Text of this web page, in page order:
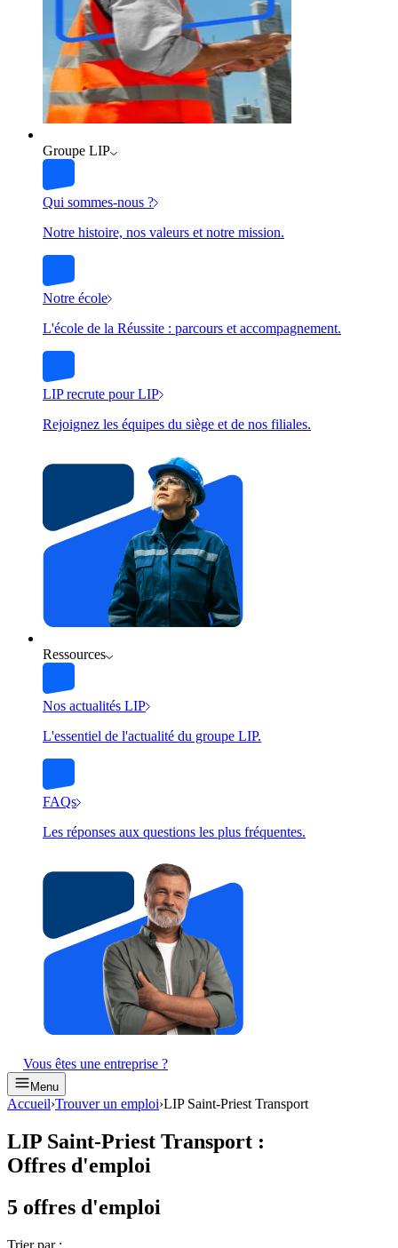
Groupe LIP
Qui sommes-nous ?
Notre histoire, nos valeurs et notre mission.
Notre école
L'école de la Réussite : parcours et accompagnement.
LIP recrute pour LIP
Rejoignez les équipes du siège et de nos filiales.
Ressources
Nos actualités LIP
L'essentiel de l'actualité du groupe LIP.
FAQs
Les réponses aux questions les plus fréquentes.
Vous êtes une entreprise ?
Menu
Accueil›Trouver un emploi›LIP Saint-Priest Transport
LIP Saint-Priest Transport :
Offres d'emploi
5 offres d'emploi
Trier par :